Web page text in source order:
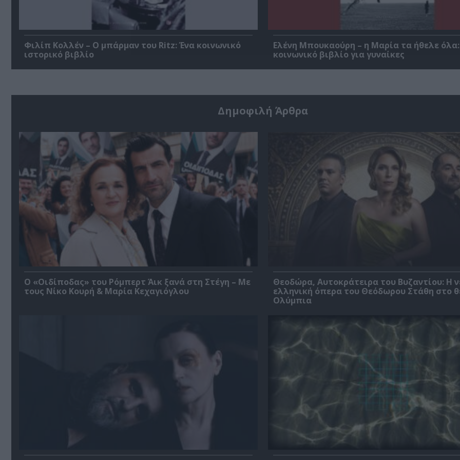
Φιλίπ Κολλέν – Ο μπάρμαν του Ritz: Ένα κοινωνικό
ιστορικό βιβλίο
Ελένη Μπουκαούρη – η Μαρία τα ήθελε
κοινωνικό βιβλίο για γυναίκες
Δημοφιλή Άρθρα
O «Οιδίποδας» του Ρόμπερτ Άικ ξανά στη Στέγη – Με
τους Νίκο Κουρή & Μαρία Κεχαγιόγλου
Θεοδώρα, Αυτοκράτειρα του Βυζαντίου: Η
ελληνική όπερα του Θεόδωρου Στάθη στο
Ολύμπια